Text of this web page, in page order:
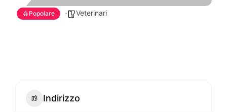
Popolare Veterinari
Indirizzo